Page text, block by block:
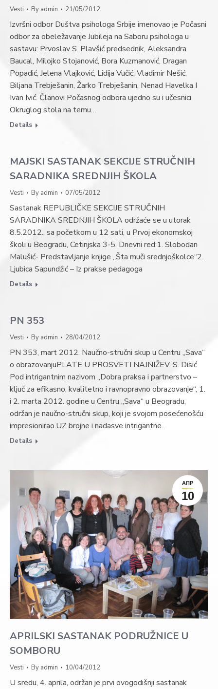
Vesti By admin 21/05/2012
Izvršni odbor Duštva psihologa Srbije imenovao je Počasni
odbor za obeležavanje Jubileja na Saboru psihologa u
sastavu: Prvoslav S. Plavšić predsednik, Aleksandra
Baucal, Milojko Stojanović, Bora Kuzmanović, Dragan
Popadić, Jelena Vlajković, Lidija Vučić, Vladimir Nešić,
Biljana Trebješanin, Žarko Trebješanin, Nenad Havelka I
Ivan Ivić. Članovi Počasnog odbora ujedno su i učesnici
Okruglog stola na temu…
Details
MAJSKI SASTANAK SEKCIJE STRUČNIH
SARADNIKA SREDNJIH ŠKOLA
Vesti By admin 07/05/2012
Sastanak REPUBLIČKE SEKCIJE STRUČNIH
SARADNIKA SREDNJIH ŠKOLA održaće se u utorak
8.5.2012., sa početkom u 12 sati, u Prvoj ekonomskoj
školi u Beogradu, Cetinjska 3-5. Dnevni red:1. Slobodan
Malušić- Predstavljanje knjige „Šta muči srednjoškolce“2.
Ljubica Sapundžić – Iz prakse pedagoga
Details
PN 353
Vesti By admin 28/04/2012
PN 353, mart 2012. Naučno-stručni skup u Centru „Sava“
o obrazovanjuPLATE U PROSVETI NAJNIŽEV. S. Disić
Pod intrigantnim nazivom „Dobra praksa i partnerstvo –
ključ za efikasno, kvalitetno i ravnopravno obrazovanje“, 1.
i 2. marta 2012. godine u Centru „Sava“ u Beogradu,
održan je naučno-stručni skup, koji je svojom posećenošću
impresionirao.UZ brojne i nadasve intrigantne…
Details
АПР
10
APRILSKI SASTANAK PODRUŽNICE U
SOMBORU
Vesti By admin 10/04/2012
U sredu, 4. aprila, održan je prvi ovogodišnji sastanak